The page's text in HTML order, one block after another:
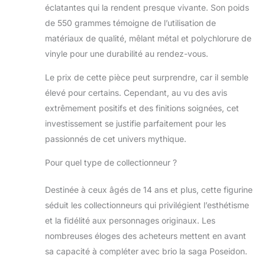
éclatantes qui la rendent presque vivante. Son poids
de 550 grammes témoigne de l’utilisation de
matériaux de qualité, mêlant métal et polychlorure de
vinyle pour une durabilité au rendez-vous.
Le prix de cette pièce peut surprendre, car il semble
élevé pour certains. Cependant, au vu des avis
extrêmement positifs et des finitions soignées, cet
investissement se justifie parfaitement pour les
passionnés de cet univers mythique.
Pour quel type de collectionneur ?
Destinée à ceux âgés de 14 ans et plus, cette figurine
séduit les collectionneurs qui privilégient l’esthétisme
et la fidélité aux personnages originaux. Les
nombreuses éloges des acheteurs mettent en avant
sa capacité à compléter avec brio la saga Poseidon.